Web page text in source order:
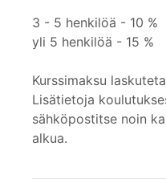
3 - 5 henkilöä - 10 %
yli 5 henkilöä - 15 %
Kurssimaksu
Lisätietoja
sähköpostitse noin
alkua.